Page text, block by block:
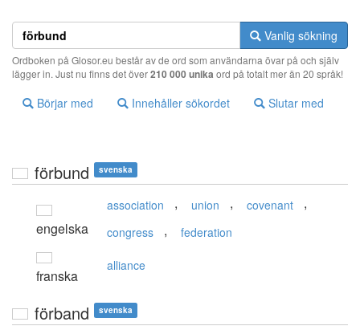
Vanlig sökning
Ordboken på Glosor.eu består av de ord som användarna övar på och själv
lägger in. Just nu finns det över210 000 unika ord på totalt mer än 20 språk!
Börjar med Innehåller sökordet Slutar med
förbund svenska
engelska
association , union , covenant ,
congress , federation
franska
alliance
förband svenska